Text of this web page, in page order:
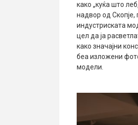
како „куќа што
надвор од Скопје,
индустриската
цел да ја
како значајни
беа изложени
модели.